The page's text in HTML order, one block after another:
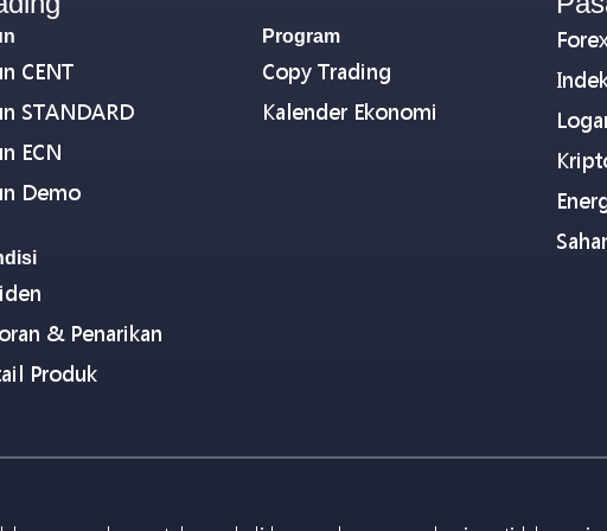
CENT
STANDARD
ECN
Demo
& Penarikan
Produk
Program
Copy Trading
Kalender Ekonomi